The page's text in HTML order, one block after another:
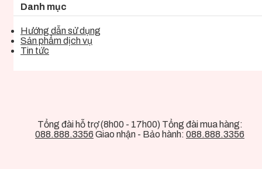
Danh mục
Hướng dẫn sử dụng
Sản phẩm dịch vụ
Tin tức
Tổng đài hỗ trợ (8h00 - 17h00) Tổng đài mua hàng:
088.888.3356 Giao nhận - Bảo hành: 088.888.3356